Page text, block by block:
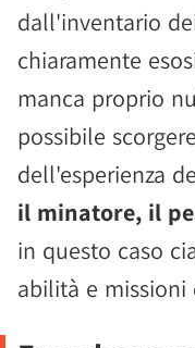
dall'inventario
chiaramente
manca proprio
possibile
dell'esperienza
il minatore, il
in questo caso
abilità e missioni